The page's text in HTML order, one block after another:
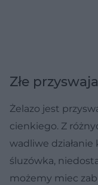
Złe
Żelazo jest
cienkiego. Z
wadliwe
śluzówka,
możemy miec